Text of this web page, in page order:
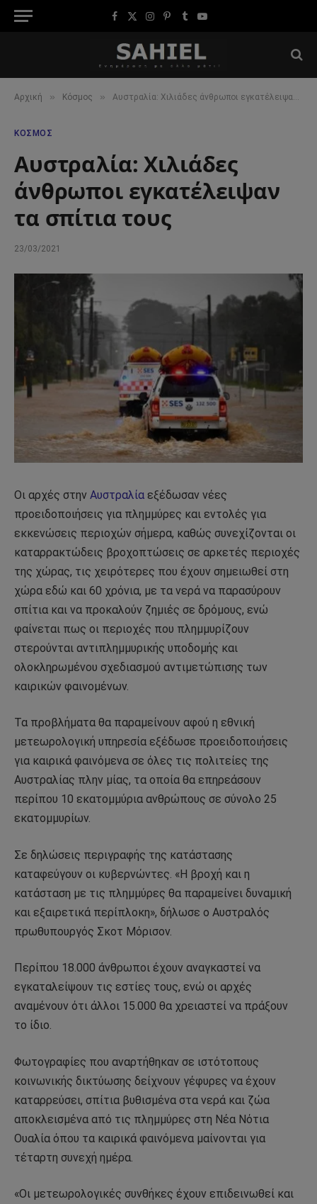
Facebook
X
Instagram
Pinterest
TumblrYouTube
Αρχική » Κόσμος » Αυστραλία: Χιλιάδες άνθρωποι εγκατέλειψαν τα σπίτια τους
ΚΌΣΜΟΣ
Αυστραλία: Χιλιάδες
άνθρωποι εγκατέλειψαν
τα σπίτια τους
23/03/2021
Οι αρχές στην Αυστραλία εξέδωσαν νέες
προειδοποιήσεις για πλημμύρες και εντολές για
εκκενώσεις περιοχών σήμερα, καθώς συνεχίζονται οι
καταρρακτώδεις βροχοπτώσεις σε αρκετές περιοχές
της χώρας, τις χειρότερες που έχουν σημειωθεί στη
χώρα εδώ και 60 χρόνια, με τα νερά να παρασύρουν
σπίτια και να προκαλούν ζημιές σε δρόμους, ενώ
φαίνεται πως οι περιοχές που πλημμυρίζουν
στερούνται αντιπλημμυρικής υποδομής και
ολοκληρωμένου σχεδιασμού αντιμετώπισης των
καιρικών φαινομένων.
Τα προβλήματα θα παραμείνουν αφού η εθνική
μετεωρολογική υπηρεσία εξέδωσε προειδοποιήσεις
για καιρικά φαινόμενα σε όλες τις πολιτείες της
Αυστραλίας πλην μίας, τα οποία θα επηρεάσουν
περίπου 10 εκατομμύρια ανθρώπους σε σύνολο 25
εκατομμυρίων.
Σε δηλώσεις περιγραφής της κατάστασης
καταφεύγουν οι κυβερνώντες. «Η βροχή και η
κατάσταση με τις πλημμύρες θα παραμείνει δυναμική
και εξαιρετικά περίπλοκη», δήλωσε ο Αυστραλός
πρωθυπουργός Σκοτ Μόρισον.
Περίπου 18.000 άνθρωποι έχουν αναγκαστεί να
εγκαταλείψουν τις εστίες τους, ενώ οι αρχές
αναμένουν ότι άλλοι 15.000 θα χρειαστεί να πράξουν
το ίδιο.
Φωτογραφίες που αναρτήθηκαν σε ιστότοπους
κοινωνικής δικτύωσης δείχνουν γέφυρες να έχουν
καταρρεύσει, σπίτια βυθισμένα στα νερά και ζώα
αποκλεισμένα από τις πλημμύρες στη Νέα Νότια
Ουαλία όπου τα καιρικά φαινόμενα μαίνονται για
τέταρτη συνεχή ημέρα.
«Οι μετεωρολογικές συνθήκες έχουν επιδεινωθεί και